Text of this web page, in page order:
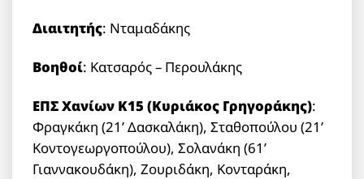
Διαιτητής: Νταμαδάκης
Βοηθοί: Κατσαρός – Περουλάκης
ΕΠΣ Χανίων Κ15 (Κυριάκος Γρηγοράκης):
Φραγκάκη (21’ Δασκαλάκη), Σταθοπούλου (21’
Κοντογεωργοπούλου), Σολανάκη (61’
Γιαννακουδάκη), Ζουριδάκη, Κονταράκη,